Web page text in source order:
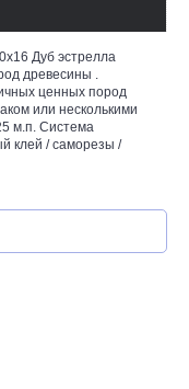
Дуб эстрелла
древесины .
ценных пород
или несколькими
м.п. Система
клей / саморезы /